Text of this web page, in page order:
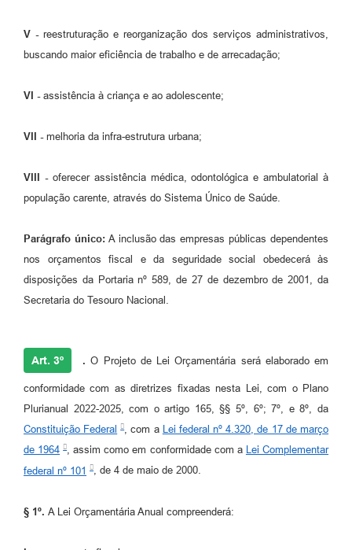
V - reestruturação e reorganização dos serviços administrativos,
buscando maior eficiência de trabalho e de arrecadação;
VI -assistência à criança e ao adolescente;
VII - melhoria da infra-estrutura urbana;
VIII -oferecer assistência médica, odontológica e ambulatorial à
população carente, através do Sistema Único de Saúde.
Parágrafo único: A inclusão das empresas públicas dependentes
nos orçamentos fiscal e da seguridade social obedecerá às
disposições da Portaria nº 589, de 27 de dezembro de 2001, da
Secretaria do Tesouro Nacional.
Art. 3º . O Projeto de Lei Orçamentária será elaborado em
conformidade com as diretrizes fixadas nesta Lei, com o Plano
Plurianual 2022-2025, com o artigo 165, §§ 5º, 6º; 7º, e 8º, da
Constituição Federal
, com a Lei federal nº 4.320, de 17 de março
de 1964
, assim como em conformidade com a Lei Complementar
federal nº 101
, de 4 de maio de 2000.
§ 1º. A Lei Orçamentária Anual compreenderá: